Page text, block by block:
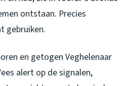
ontstaan. Precies
gebruiken.
en getogen Veghelenaar
alert op de signalen,